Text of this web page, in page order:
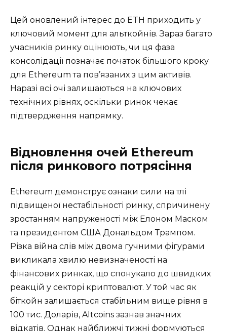
Цей оновлений інтерес до ETH приходить у
ключовий момент для альткойнів. Зараз багато
учасників ринку оцінюють, чи ця фаза
консолідації позначає початок більшого кроку
для Ethereum та пов’язаних з цим активів.
Наразі всі очі залишаються на ключових
технічних рівнях, оскільки ринок чекає
підтвердження напрямку.
Відновлення очей Ethereum
після ринкового потрясіння
Ethereum демонструє ознаки сили на тлі
підвищеної нестабільності ринку, спричинену
зростанням напруженості між Елоном Маском
та президентом США Дональдом Трампом.
Різка війна слів між двома гучними фігурами
викликала хвилю невизначеності на
фінансових ринках, що спонукало до швидких
реакцій у секторі криптовалют. У той час як
біткойн залишається стабільним вище рівня в
100 тис. Доларів, Altcoins зазнав значних
відкатів. Однак найближчі тижні формуються